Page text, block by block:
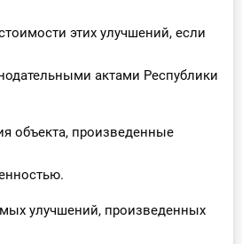
этих улучшений, если
актами Республики
объекта, произведенные
улучшений, произведенных